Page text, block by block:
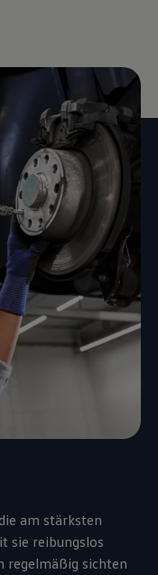
am stärksten
sie reibungslos
regelmäßig sichten